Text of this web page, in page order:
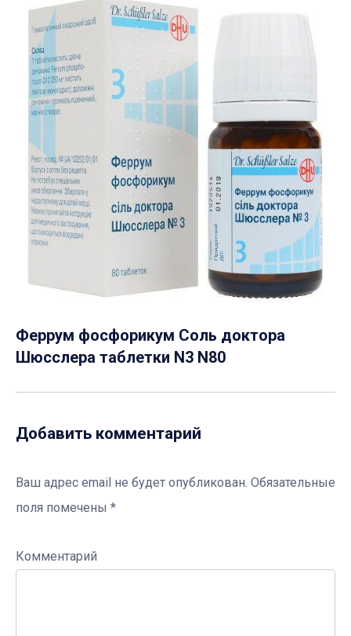
Феррум фосфорикум Соль доктора
Шюсслера таблетки N3 N80
Добавить комментарий
Ваш адрес email не будет опубликован. Обязательные
поля помечены *
Комментарий